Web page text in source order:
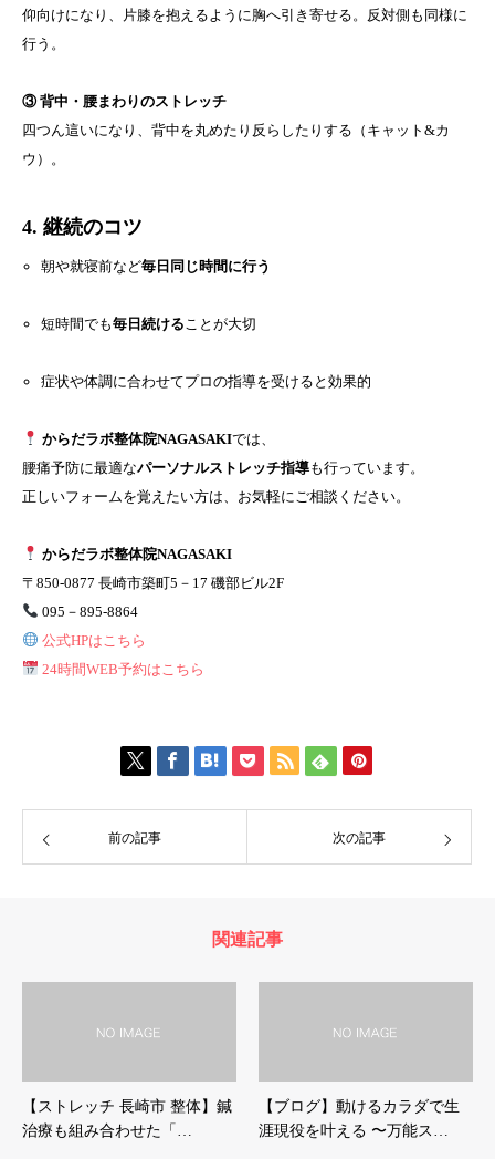
仰向けになり、片膝を抱えるように胸へ引き寄せる。反対側も同様に
行う。
③ 背中・腰まわりのストレッチ
四つん這いになり、背中を丸めたり反らしたりする（キャット&カ
ウ）。
4. 継続のコツ
朝や就寝前など毎日同じ時間に行う
短時間でも毎日続けることが大切
症状や体調に合わせてプロの指導を受けると効果的
からだラボ整体院NAGASAKIでは、
腰痛予防に最適なパーソナルストレッチ指導も行っています。
正しいフォームを覚えたい方は、お気軽にご相談ください。
からだラボ整体院NAGASAKI
〒850-0877 長崎市築町5－17 磯部ビル2F
095－895-8864
公式HPはこちら
24時間WEB予約はこちら
前の記事 次の記事
関連記事
【ストレッチ 長崎市 整体】鍼
治療も組み合わせた「…
【ブログ】動けるカラダで生
涯現役を叶える 〜万能ス…